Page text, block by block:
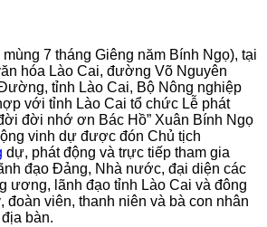
7 tháng Giêng năm Bính Ngọ), tại
hóa Lào Cai, đường Võ Nguyên
tỉnh Lào Cai, Bộ Nông nghiệp
với tỉnh Lào Cai tổ chức Lễ phát
đời nhớ ơn Bác Hồ” Xuân Bính Ngọ
vinh dự được đón Chủ tịch
dự, phát động và trực tiếp tham gia
đạo Đảng, Nhà nước, đại diện các
ương, lãnh đạo tỉnh Lào Cai và đông
đoàn viên, thanh niên và bà con nhân
bàn.